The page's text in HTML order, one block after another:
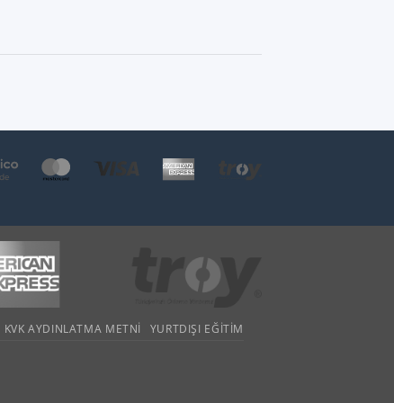
KVK AYDINLATMA METNI YURTDIŞI EĞITIM